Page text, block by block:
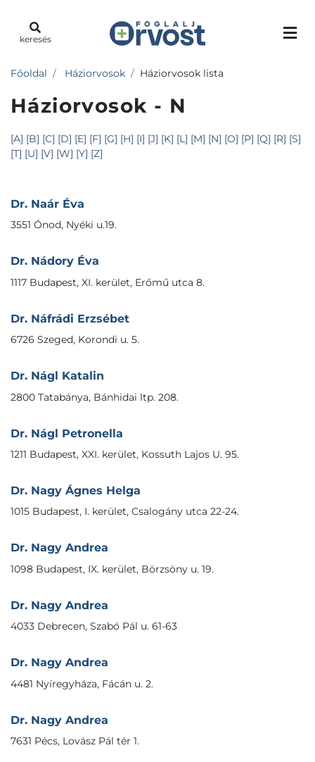
keresés
Főoldal Háziorvosok Háziorvosok lista
Háziorvosok - N
[A] [B] [C] [D] [E] [F] [G] [H] [I] [J] [K] [L] [M] [N] [O] [P] [Q] [R] [S]
[T] [U] [V] [W] [Y] [Z]
Dr. Naár Éva
3551 Ónod, Nyéki u.19.
Dr. Nádory Éva
1117 Budapest, XI. kerület, Erőmű utca 8.
Dr. Náfrádi Erzsébet
6726 Szeged, Korondi u. 5.
Dr. Nágl Katalin
2800 Tatabánya, Bánhidai ltp. 208.
Dr. Nágl Petronella
1211 Budapest, XXI. kerület, Kossuth Lajos U. 95.
Dr. Nagy Ágnes Helga
1015 Budapest, I. kerület, Csalogány utca 22-24.
Dr. Nagy Andrea
1098 Budapest, IX. kerület, Börzsöny u. 19.
Dr. Nagy Andrea
4033 Debrecen, Szabó Pál u. 61-63
Dr. Nagy Andrea
4481 Nyíregyháza, Fácán u. 2.
Dr. Nagy Andrea
7631 Pécs, Lovász Pál tér 1.